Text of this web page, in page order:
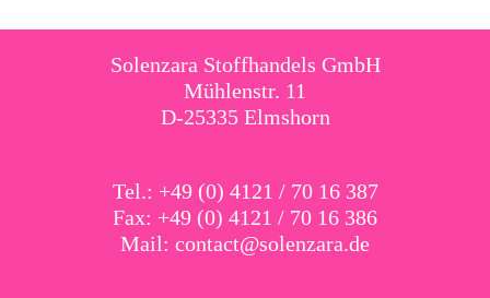
Solenzara Stoffhandels GmbH
Mühlenstr. 11
D-25335 Elmshorn
Tel.: +49 (0) 4121 / 70 16 387
Fax: +49 (0) 4121 / 70 16 386
Mail: contact@solenzara.de